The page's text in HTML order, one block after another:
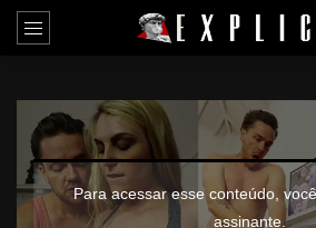
Para acessar esse conteúdo,
assinante.